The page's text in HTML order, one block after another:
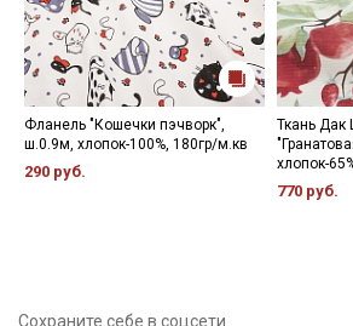
Фланель "Кошечки пэчворк",
ш.0.9м, хлопок-100%, 180гр/м.кв
290 руб.
Ткань Дак
хлопок-
770 руб.
Сохраните себе в соцсети